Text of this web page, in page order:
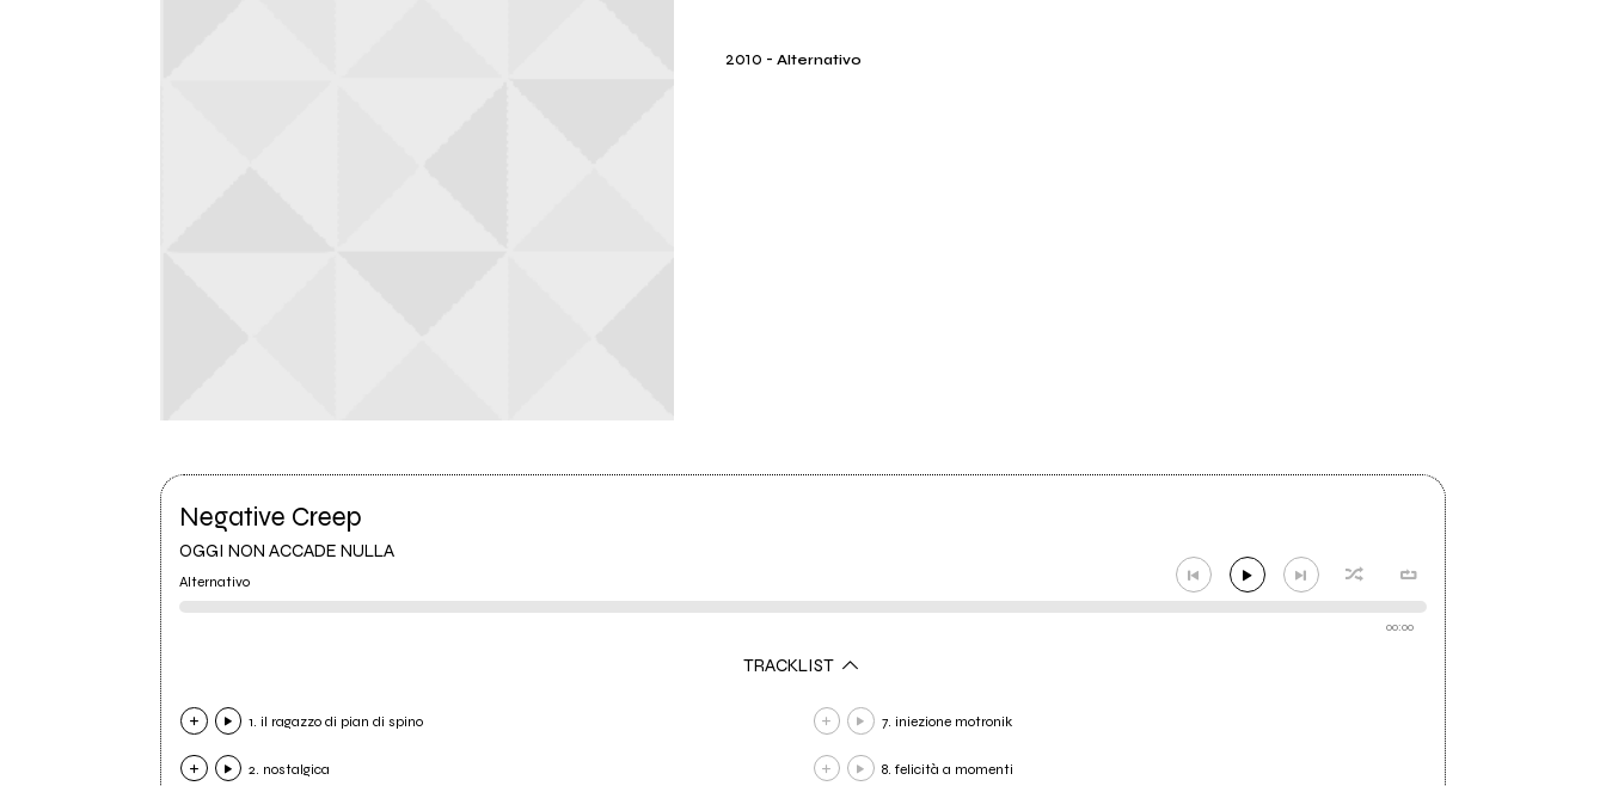
2010 -Alternativo
Negative Creep
OGGI NON ACCADE NULLA
Alternativo
00:00
TRACKLIST
1. il ragazzo di pian di spino
2. nostalgica
7. iniezione motronik
8. felicità a momenti